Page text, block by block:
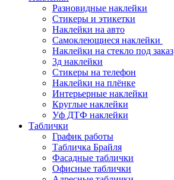
Разновидные наклейки
Стикеры и этикетки
Наклейки на авто
Самоклеющиеся наклейки
Наклейки на стекло под заказ
3д наклейки
Cтикеры на телефон
Наклейки на плёнке
Интерьерные наклейки
Круглые наклейки
Уф ДТФ наклейки
Таблички
График работы
Табличка Брайля
Фасадные таблички
Офисные таблички